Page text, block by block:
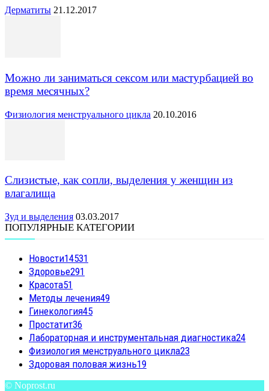
Дерматиты 21.12.2017
Можно ли заниматься сексом или мастурбацией во
время месячных?
Физиология менструального цикла 20.10.2016
Слизистые, как сопли, выделения у женщин из
влагалища
Зуд и выделения 03.03.2017
ПОПУЛЯРНЫЕ КАТЕГОРИИ
Новости14531
Здоровье291
Красота51
Методы лечения49
Гинекология45
Простатит36
Лабораторная и инструментальная диагностика24
Физиология менструального цикла23
Здоровая половая жизнь19
© Noprost.ru